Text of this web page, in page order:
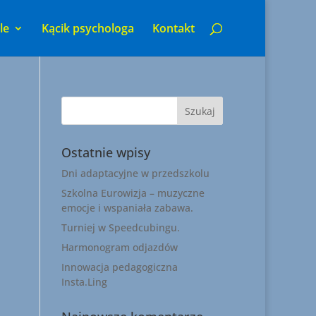
Kącik psychologa Kontakt
Ostatnie wpisy
Dni adaptacyjne w przedszkolu
Szkolna Eurowizja – muzyczne
emocje i wspaniała zabawa.
Turniej w Speedcubingu.
Harmonogram odjazdów
Innowacja pedagogiczna
Insta.Ling